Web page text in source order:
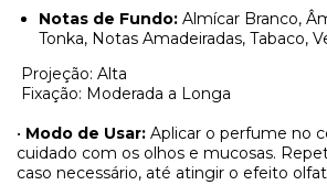
Notas de Fundo: Almícar Branco,
Tonka, Notas Amadeiradas, Tabaco,
Projeção: Alta
Fixação: Moderada a Longa
• Modo de Usar: Aplicar o perfume no
cuidado com os olhos e mucosas.
caso necessário, até atingir o efeito